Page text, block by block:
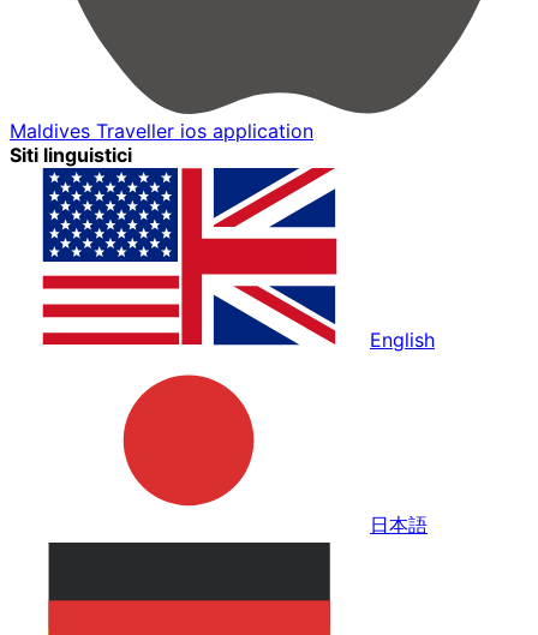
Maldives Traveller ios application
Siti linguistici
English
日本語